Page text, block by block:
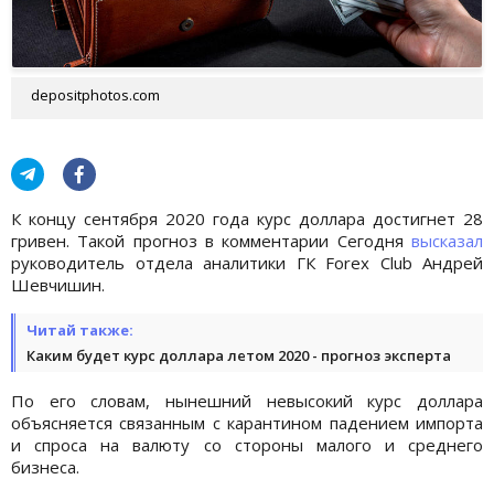
depositphotos.com
К концу сентября 2020 года курс доллара достигнет 28
гривен. Такой прогноз в комментарии Сегодня высказал
руководитель отдела аналитики ГК Forex Club Андрей
Шевчишин.
Читай также:
Каким будет курс доллара летом 2020 - прогноз эксперта
По его словам, нынешний невысокий курс доллара
объясняется связанным с карантином падением импорта
и спроса на валюту со стороны малого и среднего
бизнеса.